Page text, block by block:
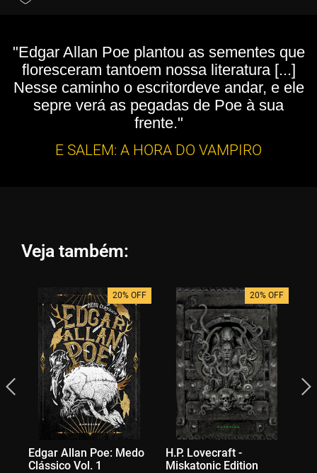
"Edgar Allan Poe plantou as sementes que
floresceram tantoem nossa literatura [...]
Nesse caminho o escritordeve andar, e ele
sepre verá as pegadas de Poe à sua
frente."
E SALEM: A HORA DO VAMPIRO
Veja também:
20% OFF
Edgar Allan Poe: Medo
Clássico Vol. 1
20% OFF
H.P. Lovecraft -
Miskatonic Edition